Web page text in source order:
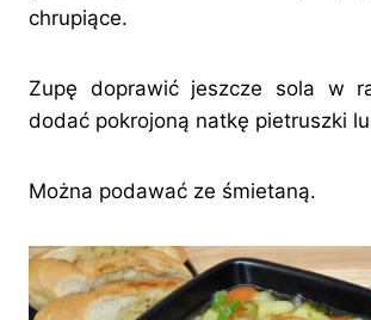
chrupiące.
Zupę doprawić jeszcze sola w
dodać pokrojoną natkę pietruszki
Można podawać ze śmietaną.